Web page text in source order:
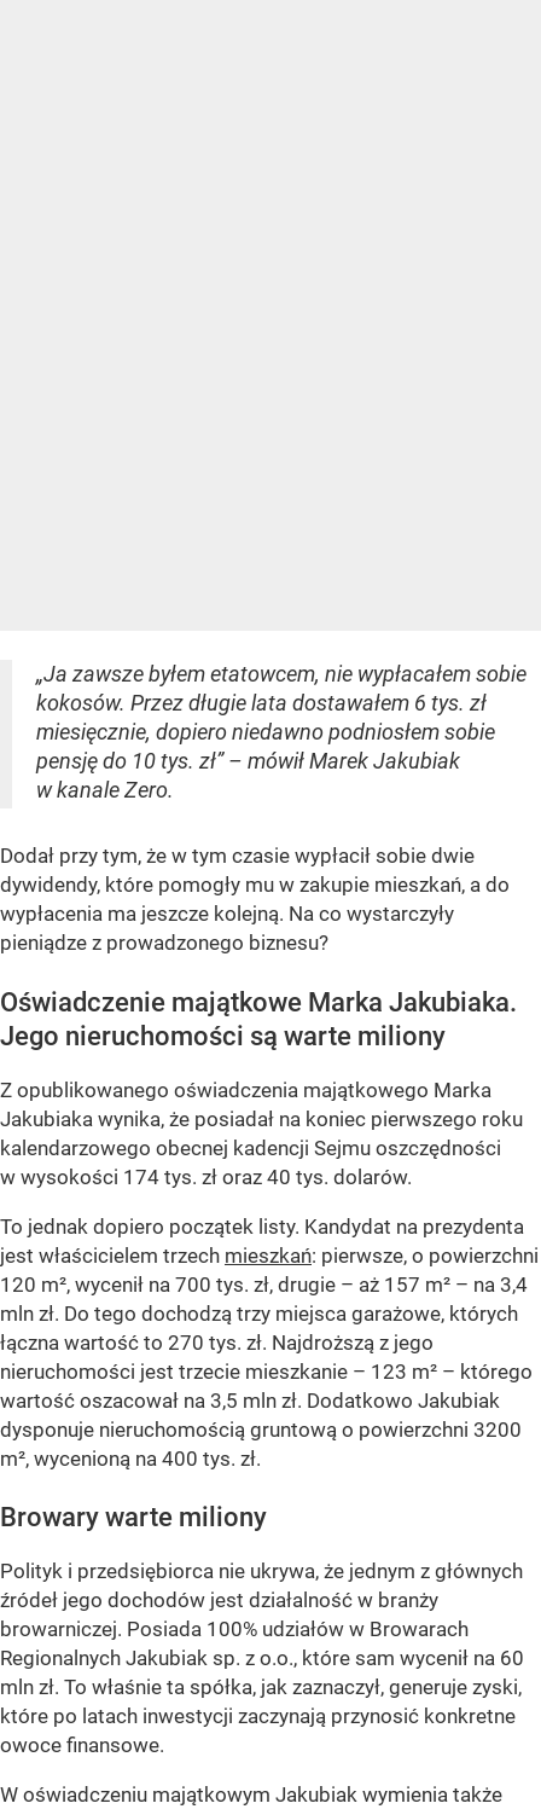
„Ja zawsze byłem etatowcem, nie wypłacałem sobie
kokosów. Przez długie lata dostawałem 6 tys. zł
miesięcznie, dopiero niedawno podniosłem sobie
pensję do 10 tys. zł” – mówił Marek Jakubiak
w kanale Zero.
Dodał przy tym, że w tym czasie wypłacił sobie dwie
dywidendy, które pomogły mu w zakupie mieszkań, a do
wypłacenia ma jeszcze kolejną. Na co wystarczyły
pieniądze z prowadzonego biznesu?
Oświadczenie majątkowe Marka Jakubiaka.
Jego nieruchomości są warte miliony
Z opublikowanego oświadczenia majątkowego Marka
Jakubiaka wynika, że posiadał na koniec pierwszego roku
kalendarzowego obecnej kadencji Sejmu oszczędności
w wysokości 174 tys. zł oraz 40 tys. dolarów.
To jednak dopiero początek listy. Kandydat na prezydenta
jest właścicielem trzech mieszkań: pierwsze, o powierzchni
120 m², wycenił na 700 tys. zł, drugie – aż 157 m² – na 3,4
mln zł. Do tego dochodzą trzy miejsca garażowe, których
łączna wartość to 270 tys. zł. Najdroższą z jego
nieruchomości jest trzecie mieszkanie – 123 m² – którego
wartość oszacował na 3,5 mln zł. Dodatkowo Jakubiak
dysponuje nieruchomością gruntową o powierzchni 3200
m², wycenioną na 400 tys. zł.
Browary warte miliony
Polityk i przedsiębiorca nie ukrywa, że jednym z głównych
źródeł jego dochodów jest działalność w branży
browarniczej. Posiada 100% udziałów w Browarach
Regionalnych Jakubiak sp. z o.o., które sam wycenił na 60
mln zł. To właśnie ta spółka, jak zaznaczył, generuje zyski,
które po latach inwestycji zaczynają przynosić konkretne
owoce finansowe.
W oświadczeniu majątkowym Jakubiak wymienia także